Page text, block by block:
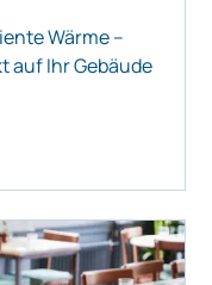
Wärme –
auf Ihr Gebäude